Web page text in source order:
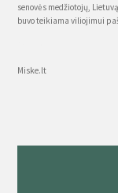
senovės medžiotojų,
buvo teikiama viliojimui
Miske.lt